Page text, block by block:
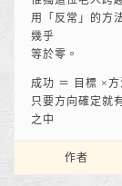
用「反常」的方
幾乎
等於零。
成功 ＝ 目標 ×方
只要方向確定就
之中
作者